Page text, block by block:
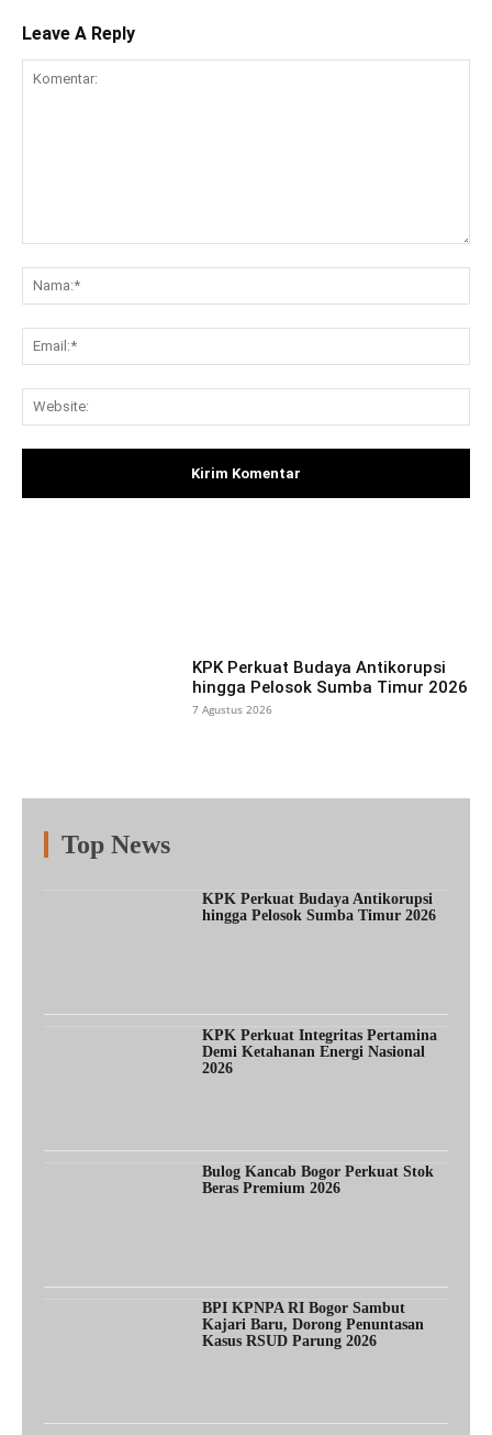
Leave A Reply
KPK Perkuat Budaya Antikorupsi
hingga Pelosok Sumba Timur 2026
7 Agustus 2026
Top News
KPK Perkuat Budaya Antikorupsi
hingga Pelosok Sumba Timur 2026
KPK Perkuat Integritas Pertamina
Demi Ketahanan Energi Nasional
2026
Bulog Kancab Bogor Perkuat Stok
Beras Premium 2026
BPI KPNPA RI Bogor Sambut
Kajari Baru, Dorong Penuntasan
Kasus RSUD Parung 2026